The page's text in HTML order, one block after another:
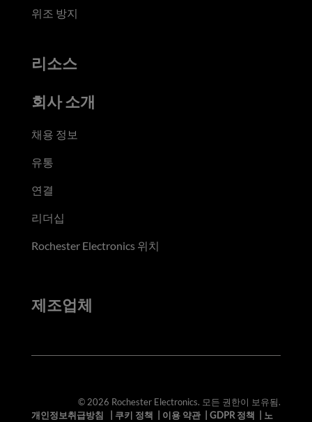
위조 방지
리소스
회사 소개
채용 정보
유통
연결
리더십
Rochester Electronics 위치
제조업체
© 2026 Rochester Electronics. 모든 권한이 보유됨.
개인정보취급방침
쿠키 정책 이용 약관| GDPR 정책
노